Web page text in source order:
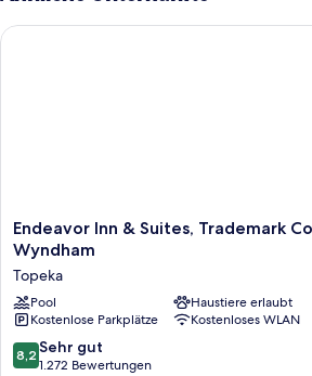
Endeavor
Inn
Suites,
Trademark
Collection
by
Wyndham
Endeavor Inn & Suites, Trademark
Wyndham
Topeka
Pool
Haustiere erlaubt
Kostenlose Parkplätze
Kostenloses WLAN
8.2
von
8,2 Sehr gut
1.272 Bewertungen
Endeavor Inn & Suites, Trademark